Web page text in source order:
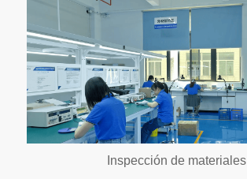
Inspección de materiales